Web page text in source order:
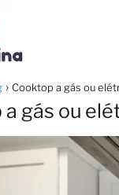
Cooktop a gás ou
gás ou